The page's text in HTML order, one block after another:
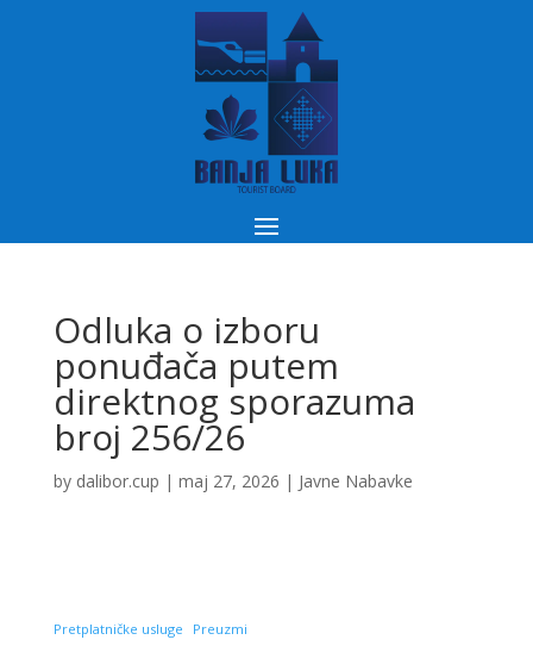
Odluka o izboru
ponuđača putem
direktnog sporazuma
broj 256/26
by dalibor.cup | maj 27, 2026 | Javne Nabavke
Pretplatničke usluge Preuzmi